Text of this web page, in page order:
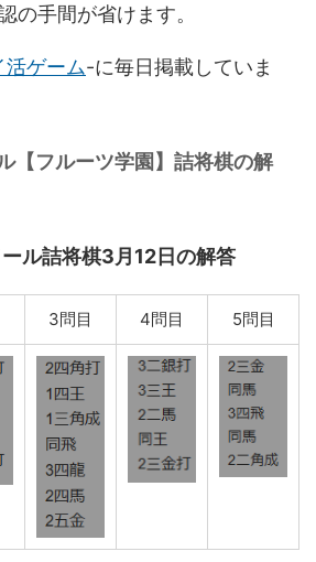
の手間が省けます。
活ゲーム-に毎日掲載していま
【フルーツ学園】詰将棋の解
ル詰将棋3月12日の解答
3問目 4問目 5問目